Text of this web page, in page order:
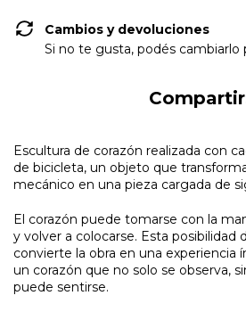
Cambios y devoluciones
Si no te gusta, podés cambiarlo
Escultura de corazón realizada con
de bicicleta, un objeto que
mecánico en una pieza cargada de
El corazón puede tomarse con la
y volver a colocarse. Esta posibilidad
convierte la obra en una experiencia
un corazón que no solo se observa,
puede sentirse.